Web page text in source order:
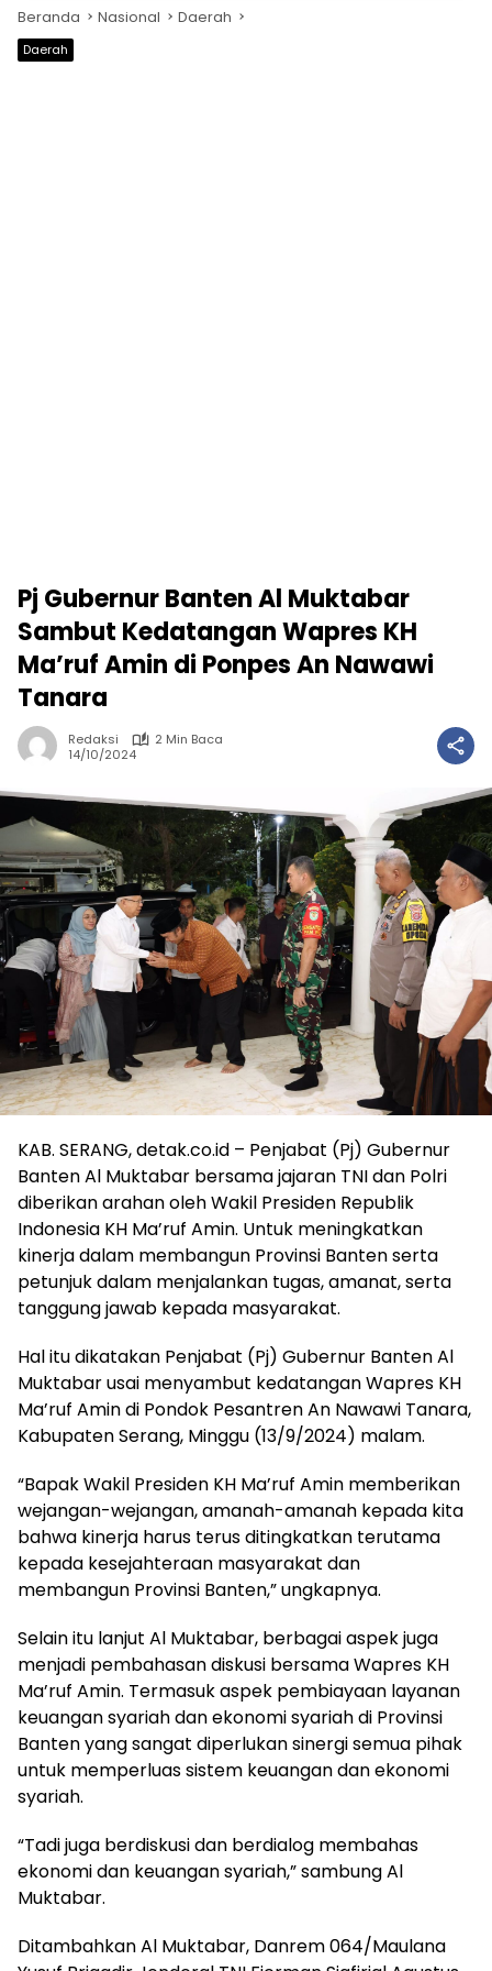
Beranda Nasional Daerah
Daerah
Pj Gubernur Banten Al Muktabar
Sambut Kedatangan Wapres KH
Ma’ruf Amin di Ponpes An Nawawi
Tanara
Redaksi
2 Min Baca
14/10/2024
KAB. SERANG, detak.co.id – Penjabat (Pj) Gubernur
Banten Al Muktabar bersama jajaran TNI dan Polri
diberikan arahan oleh Wakil Presiden Republik
Indonesia KH Ma’ruf Amin. Untuk meningkatkan
kinerja dalam membangun Provinsi Banten serta
petunjuk dalam menjalankan tugas, amanat, serta
tanggung jawab kepada masyarakat.
Hal itu dikatakan Penjabat (Pj) Gubernur Banten Al
Muktabar usai menyambut kedatangan Wapres KH
Ma’ruf Amin di Pondok Pesantren An Nawawi Tanara,
Kabupaten Serang, Minggu (13/9/2024) malam.
“Bapak Wakil Presiden KH Ma’ruf Amin memberikan
wejangan-wejangan, amanah-amanah kepada kita
bahwa kinerja harus terus ditingkatkan terutama
kepada kesejahteraan masyarakat dan
membangun Provinsi Banten,” ungkapnya.
Selain itu lanjut Al Muktabar, berbagai aspek juga
menjadi pembahasan diskusi bersama Wapres KH
Ma’ruf Amin. Termasuk aspek pembiayaan layanan
keuangan syariah dan ekonomi syariah di Provinsi
Banten yang sangat diperlukan sinergi semua pihak
untuk memperluas sistem keuangan dan ekonomi
syariah.
“Tadi juga berdiskusi dan berdialog membahas
ekonomi dan keuangan syariah,” sambung Al
Muktabar.
Ditambahkan Al Muktabar, Danrem 064/Maulana